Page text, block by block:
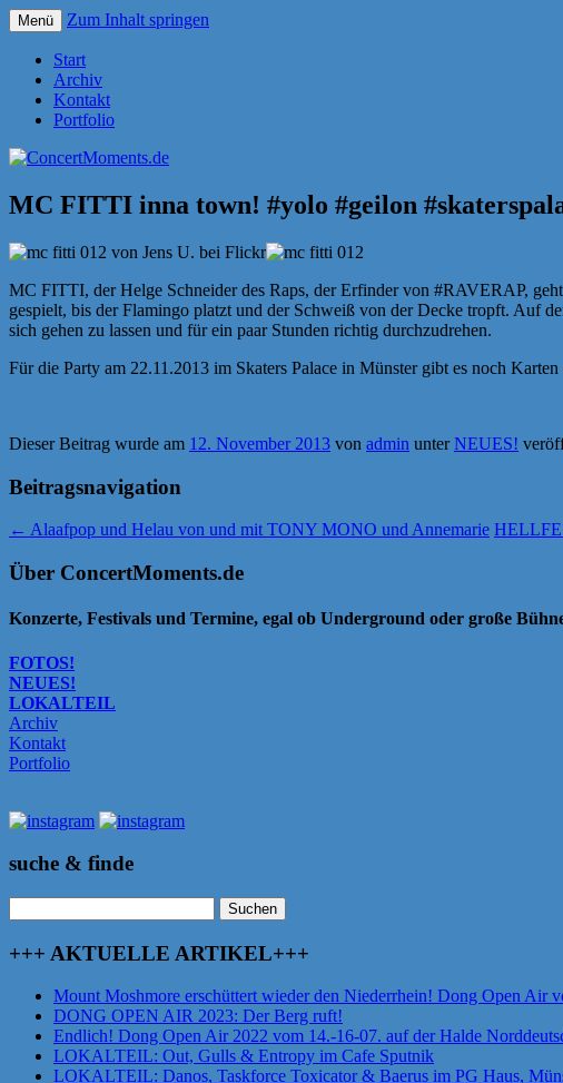
ConcertMoments.de
Menü Zum Inhalt springen
Start
Archiv
Kontakt
Portfolio
MC FITTI inna town! #yolo #geilon
MC FITTI, der Helge Schneider des Raps, der Erfinder von #RAVERAP,
gespielt, bis der Flamingo platzt und der Schweiß von der Decke tropft. Auf
sich gehen zu lassen und für ein paar Stunden richtig durchzudrehen.
Für die Party am 22.11.2013 im Skaters Palace in Münster gibt es noch
Dieser Beitrag wurde am 12. November 2013 von admin unterNEUES!
Beitragsnavigation
← Alaafpop und Helau von und mit TONY MONO und Annemarie
Über ConcertMoments.de
Konzerte, Festivals und Termine, egal ob Underground oder große
FOTOS!
NEUES!
LOKALTEIL
Archiv
Kontakt
Portfolio
suche & finde
nach:
+++ AKTUELLE ARTIKEL+++
Mount Moshmore erschüttert wieder den Niederrhein! Dong Open Air
DONG OPEN AIR 2023: Der Berg ruft!
Endlich! Dong Open Air 2022 vom 14.-16-07. auf der Halde
LOKALTEIL: Out, Gulls & Entropy im Cafe Sputnik
LOKALTEIL: Danos, Taskforce Toxicator & Baerus im PG Haus,